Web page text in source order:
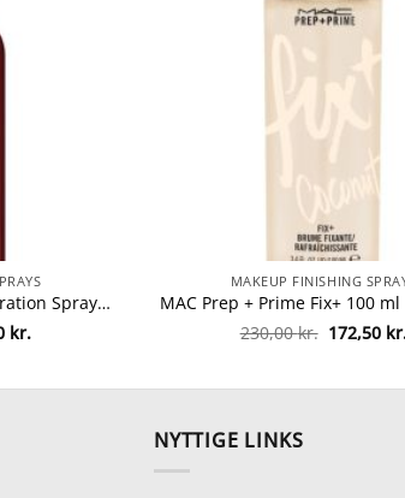
Jane Iredale Pommisst Hydration Spray 90 ml fra Jane Iredale
kr.
MAKEUP FINISHING
230,00kr. Den
172,50
NYTTIGE LINKS